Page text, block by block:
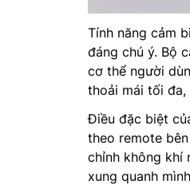
Tính năng cảm
đáng chú ý. Bộ
cơ thể người
thoải mái tối
Điều đặc biệt
theo remote
chỉnh không khí
xung quanh